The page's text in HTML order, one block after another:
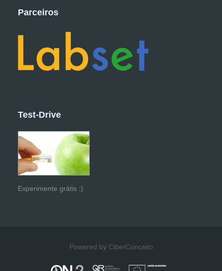
Parceiros
Test-Drive
Experimente grátis :)
Powered by CiberConceito